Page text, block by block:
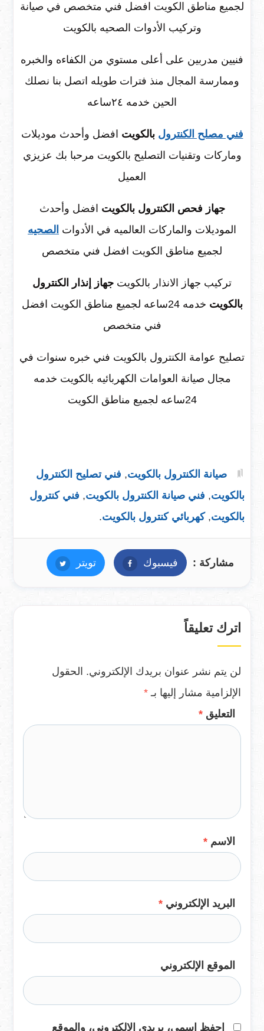
لجميع مناطق الكويت افضل فني متخصص في صيانة
وتركيب الأدوات الصحيه بالكويت
فنيين مدربين على أعلى مستوي من الكفاءه والخبره
وممارسة المجال منذ فترات طويله اتصل بنا نصلك
الحين خدمه ٢٤ساعه
فني مصلح الكنترول بالكويت افضل وأحدث موديلات
وماركات وتقنيات التصليح بالكويت مرحبا بك عزيزي
العميل
جهاز فحص الكنترول بالكويت افضل وأحدث
الموديلات والماركات العالميه في الأدوات الصحيه
لجميع مناطق الكويت افضل فني متخصص
تركيب جهاز الانذار بالكويت جهاز إنذار الكنترول
بالكويت
خدمه 24ساعه لجميع مناطق الكويت افضل
فني متخصص
تصليح عوامة الكنترول بالكويت فني خبره سنوات في
مجال صيانة العوامات الكهربائيه بالكويت خدمه
24ساعه لجميع مناطق الكويت
صيانة الكنترول بالكويت, فني تصليح الكنترول
بالكويت, فني صيانة الكنترول بالكويت, فني كنترول
بالكويت,كهربائي كنترول بالكويت.
مشاركة : فيسبوك فيسبوكتويتر تويتر
اترك تعليقاً
لن يتم نشر عنوان بريدك الإلكتروني. الحقول
الإلزامية مشار إليها بـ *
التعليق *
الاسم *
البريد الإلكتروني *
الموقع الإلكتروني
احفظ اسمي، بريدي الإلكتروني، والموقع